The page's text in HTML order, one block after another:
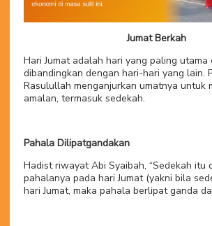
Jumat Berkah
Hari Jumat adalah hari yang paling utama
dibandingkan dengan hari-hari yang lain.
Rasulullah menganjurkan umatnya untuk
amalan, termasuk sedekah.
Pahala Dilipatgandakan
Hadist riwayat Abi Syaibah, “Sedekah itu
pahalanya pada hari Jumat (yakni bila
hari Jumat, maka pahala berlipat ganda